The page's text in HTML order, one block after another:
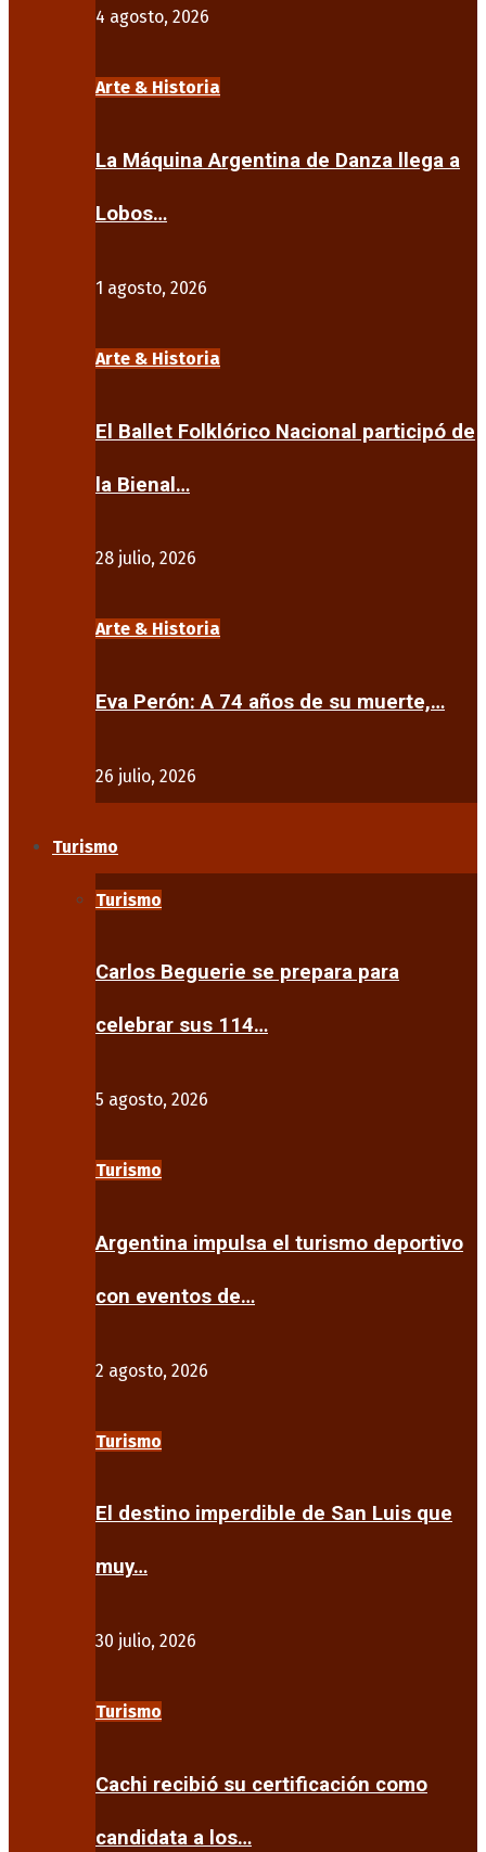
4 agosto, 2026
Arte & Historia
La Máquina Argentina de Danza llega a
Lobos…
1 agosto, 2026
Arte & Historia
El Ballet Folklórico Nacional participó de
la Bienal…
28 julio, 2026
Arte & Historia
Eva Perón: A 74 años de su muerte,…
26 julio, 2026
Turismo
Turismo
Carlos Beguerie se prepara para
celebrar sus 114…
5 agosto, 2026
Turismo
Argentina impulsa el turismo deportivo
con eventos de…
2 agosto, 2026
Turismo
El destino imperdible de San Luis que
muy…
30 julio, 2026
Turismo
Cachi recibió su certificación como
candidata a los…